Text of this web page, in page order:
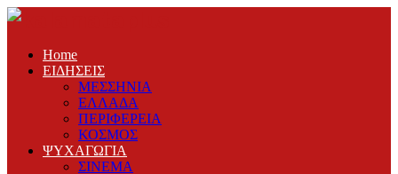
Home
ΕΙΔΗΣΕΙΣ
ΜΕΣΣΗΝΙΑ
ΕΛΛΑΔΑ
ΠΕΡΙΦΕΡΕΙΑ
ΚΟΣΜΟΣ
ΨΥΧΑΓΩΓΙΑ
ΣΙΝΕΜΑ